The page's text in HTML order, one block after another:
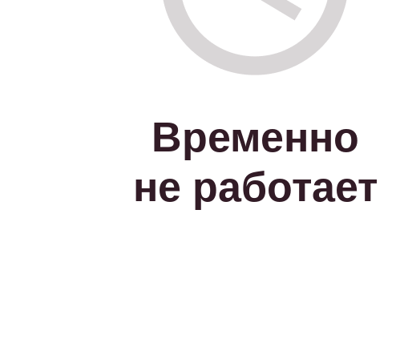
Временно
не работает